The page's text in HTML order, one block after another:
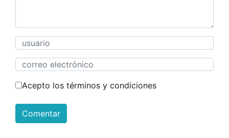
Acepto los términos y condiciones
Comentar